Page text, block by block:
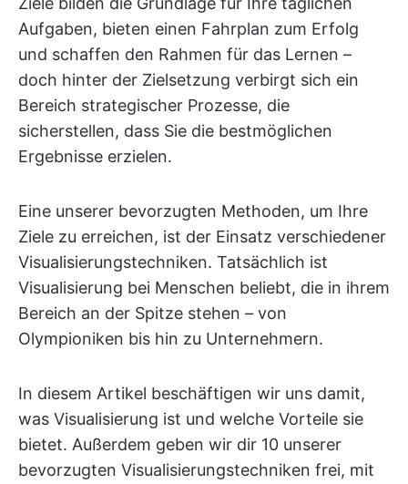
Aufgaben, bieten einen Fahrplan zum Erfolg
und schaffen den Rahmen für das Lernen –
doch hinter der Zielsetzung verbirgt sich ein
Bereich strategischer Prozesse, die
sicherstellen, dass Sie die bestmöglichen
Ergebnisse erzielen.
Eine unserer bevorzugten Methoden, um Ihre
Ziele zu erreichen, ist der Einsatz verschiedener
Visualisierungstechniken. Tatsächlich ist
Visualisierung bei Menschen beliebt, die in ihrem
Bereich an der Spitze stehen – von
Olympioniken bis hin zu Unternehmern.
In diesem Artikel beschäftigen wir uns damit,
was Visualisierung ist und welche Vorteile sie
bietet. Außerdem geben wir dir 10 unserer
bevorzugten Visualisierungstechniken frei, mit